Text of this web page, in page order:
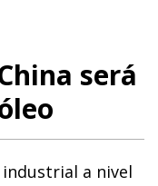
será
a nivel